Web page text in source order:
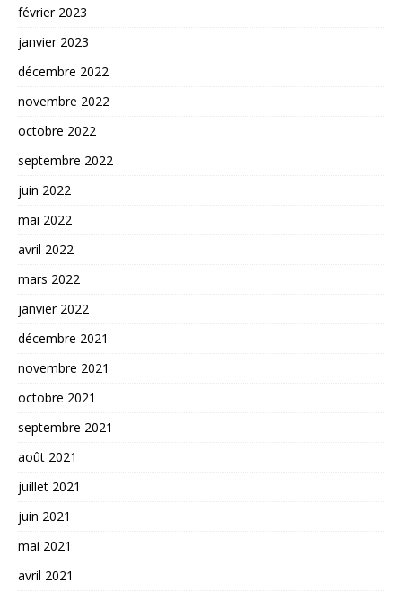
février 2023
janvier 2023
décembre 2022
novembre 2022
octobre 2022
septembre 2022
juin 2022
mai 2022
avril 2022
mars 2022
janvier 2022
décembre 2021
novembre 2021
octobre 2021
septembre 2021
août 2021
juillet 2021
juin 2021
mai 2021
avril 2021